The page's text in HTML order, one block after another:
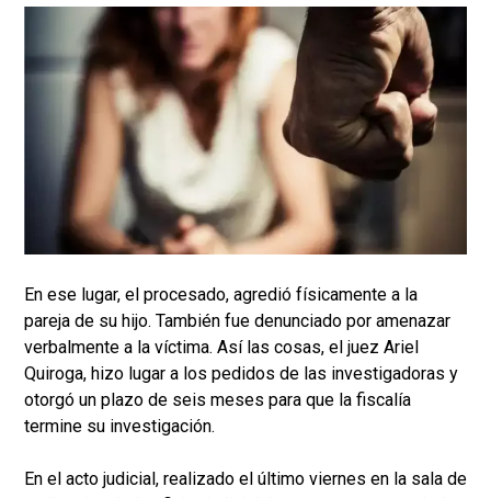
En ese lugar, el procesado, agredió físicamente a la
pareja de su hijo. También fue denunciado por amenazar
verbalmente a la víctima. Así las cosas, el juez Ariel
Quiroga, hizo lugar a los pedidos de las investigadoras y
otorgó un plazo de seis meses para que la fiscalía
termine su investigación.
En el acto judicial, realizado el último viernes en la sala de